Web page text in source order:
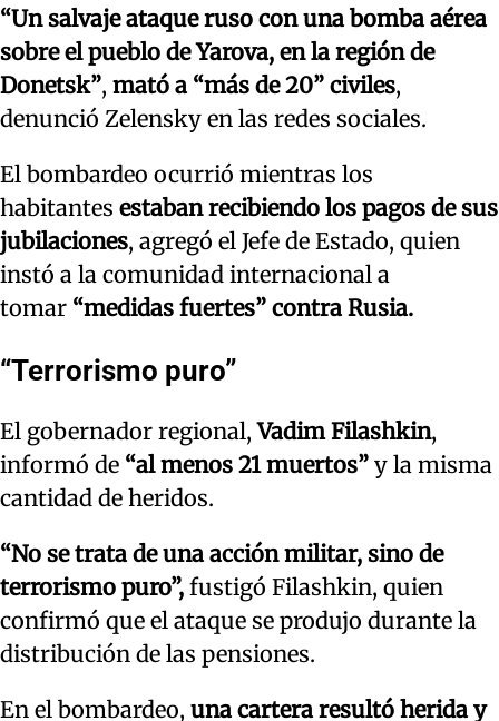
“Un salvaje ataque ruso con una bomba aérea
sobre el pueblo de Yarova, en la región de
Donetsk”, mató a “más de 20” civiles,
denunció Zelensky en las redes sociales.
El bombardeo ocurrió mientras los
habitantes estaban recibiendo los pagos de sus
jubilaciones, agregó el Jefe de Estado, quien
instó a la comunidad internacional a
tomar “medidas fuertes” contra Rusia.
“Terrorismo puro”
El gobernador regional,Vadim Filashkin,
informó de “al menos 21 muertos” y la misma
cantidad de heridos.
“No se trata de una acción militar, sino de
terrorismo puro”, fustigó Filashkin, quien
confirmó que el ataque se produjo durante la
distribución de las pensiones.
En el bombardeo, una cartera resultó herida y